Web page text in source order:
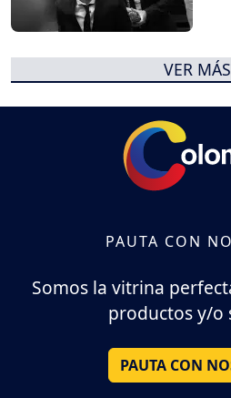
VER
PAUTA CON
Somos la vitrina
productos y/o
PAUTA CON